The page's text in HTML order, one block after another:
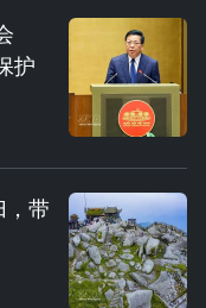
护
带